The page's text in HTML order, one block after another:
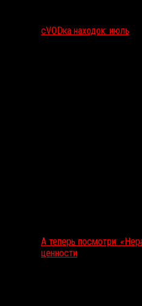
сVODка находок: июль
А теперь посмотри:
ценности